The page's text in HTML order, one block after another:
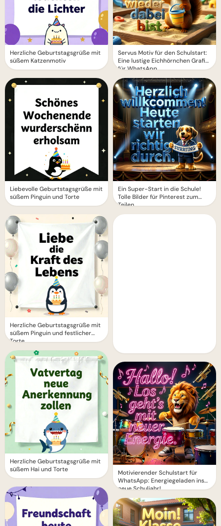
Herzliche Geburtstagsgrüße mit
süßem Katzenmotiv
Liebevolle Geburtstagsgrüße mit
süßem Pinguin und Torte
Herzliche Geburtstagsgrüße mit
süßem Pinguin und festlicher
Torte
Herzliche Geburtstagsgrüße mit
süßem Hai und Torte
Servus Motiv für den Schulstart:
Eine lustige Eichhörnchen Grafik
für WhatsApp
Ein Super-Start in die Schule!
Tolle Bilder für Pinterest zum
Teilen.
Motivierender Schulstart für
WhatsApp: Energiegeladen ins
neue Schuljahr!